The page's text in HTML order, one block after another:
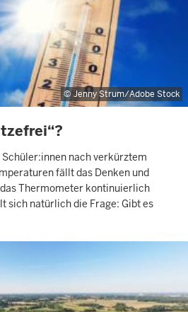
Jenny Strum/Adobe Stock
nach verkürztem
fällt das Denken und
Thermometer kontinuierlich
sich natürlich die Frage: Gibt es